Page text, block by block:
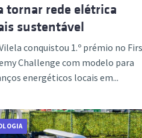
tornar rede elétrica
sustentável
conquistou 1.º prémio no
Challenge com modelo para
energéticos locais em...